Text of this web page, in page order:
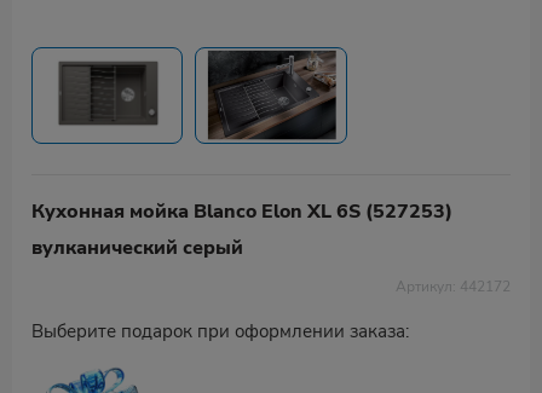
Кухонная мойка Blanco Elon XL 6S (527253)
вулканический серый
Артикул: 442172
Выберите подарок при оформлении заказа: